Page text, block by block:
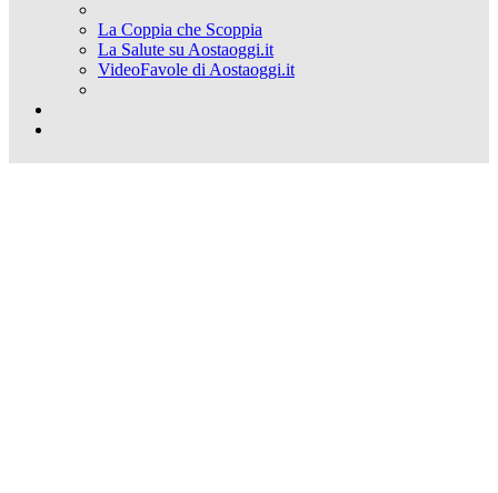
La Coppia che Scoppia
La Salute su Aostaoggi.it
VideoFavole di Aostaoggi.it